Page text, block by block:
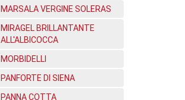
MARSALA VERGINE SOLERAS
MIRAGEL BRILLANTANTE
ALL'ALBICOCCA
MORBIDELLI
PANFORTE DI SIENA
PANNA COTTA